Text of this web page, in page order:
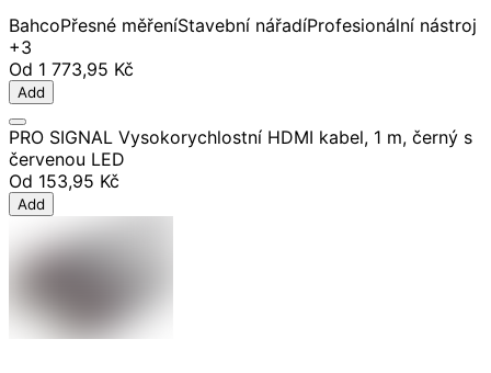
BahcoPřesné měřeníStavební nářadíProfesionální nástroj
+3
Od 1 773,95 Kč
Add
PRO SIGNAL Vysokorychlostní HDMI kabel, 1 m, černý s
červenou LED
Od 153,95 Kč
Add